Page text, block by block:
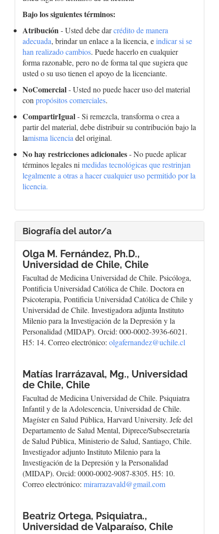
Bajo los siguientes términos:
Atribución- Usted debe darcrédito de manera
adecuada, brindar un enlace a la licencia, eindicar si se
han realizado cambios. Puede hacerlo en cualquier
forma razonable, pero no de forma tal que sugiera que
usted o su uso tienen el apoyo de la licenciante.
NoComercial- Usted no puede hacer uso del material
con propósitos comerciales.
CompartirIgual- Si remezcla, transforma o crea a
partir del material, debe distribuir su contribución bajo la
lamisma licencia del original.
No hay restricciones adicionales- No puede aplicar
términos legales ni medidas tecnológicas que restrinjan
legalmente a otras a hacer cualquier uso permitido por la
licencia.
Biografía del autor/a
Olga M. Fernández, Ph.D.,
Universidad de Chile, Chile
Facultad de Medicina Universidad de Chile. Psicóloga,
Pontificia Universidad Católica de Chile. Doctora en
Psicoterapia, Pontificia Universidad Católica de Chile y
Universidad de Chile. Investigadora adjunta Instituto
Milenio para la Investigación de la Depresión y la
Personalidad (MIDAP). Orcid: 000-0002-3936-6021.
H5: 14. Correo electrónico: olgafernandez@uchile.cl
Matías Irarrázaval, Mg., Universidad
de Chile, Chile
Facultad de Medicina Universidad de Chile. Psiquiatra
Infantil y de la Adolescencia, Universidad de Chile.
Magíster en Salud Pública, Harvard University. Jefe del
Departamento de Salud Mental, Diprece/Subsecretaría
de Salud Pública, Ministerio de Salud, Santiago, Chile.
Investigador adjunto Instituto Milenio para la
Investigación de la Depresión y la Personalidad
(MIDAP). Orcid: 0000-0002-9087-8305. H5: 10.
Correo electrónico: mirarrazavald@gmail.com
Beatriz Ortega, Psiquiatra.,
Universidad de Valparaíso, Chile